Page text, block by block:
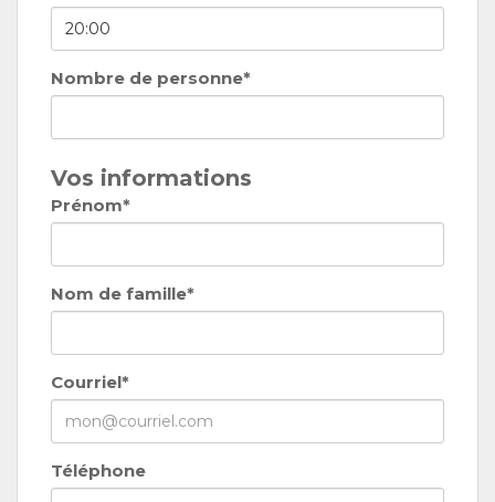
Nombre de personne*
Vos informations
Prénom*
Nom de famille*
Courriel*
Téléphone